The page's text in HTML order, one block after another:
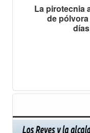
La pirotecnia
de